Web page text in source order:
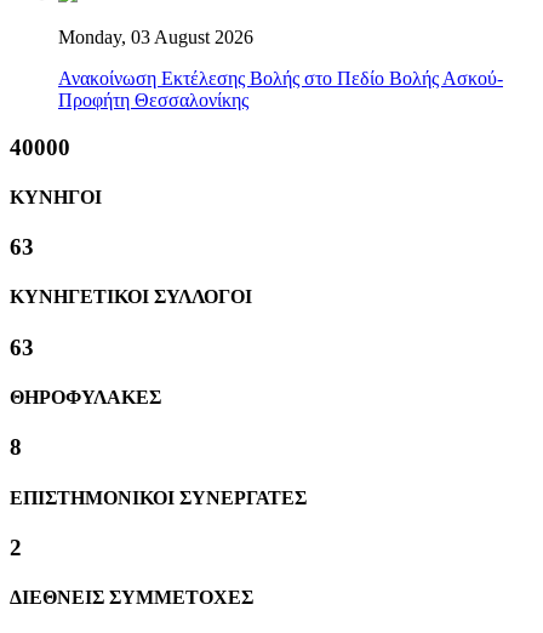
Monday, 03 August 2026
Ανακοίνωση Εκτέλεσης Βολής στο Πεδίο Βολής Ασκού-
Προφήτη Θεσσαλονίκης
40000
ΚΥΝΗΓΟΙ
63
ΚΥΝΗΓΕΤΙΚΟΙ ΣΥΛΛΟΓΟΙ
63
ΘΗΡΟΦΥΛΑΚΕΣ
8
ΕΠΙΣΤΗΜΟΝΙΚΟΙ ΣΥΝΕΡΓΑΤΕΣ
2
ΔΙΕΘΝΕΙΣ ΣΥΜΜΕΤΟΧΕΣ